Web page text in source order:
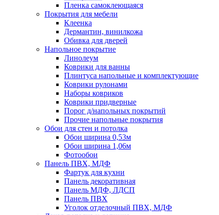
Пленка самоклеющаяся
Покрытия для мебели
Клеенка
Дермантин, винилкожа
Обивка для дверей
Напольное покрытие
Линолеум
Коврики для ванны
Плинтуса напольные и комплектующие
Коврики рулонами
Наборы ковриков
Коврики придверные
Порог д/напольных покрытий
Прочие напольные покрытия
Обои для стен и потолка
Обои ширина 0,53м
Обои ширина 1,06м
Фотообои
Панель ПВХ, МДФ
Фартук для кухни
Панель декоративная
Панель МДФ, ЛДСП
Панель ПВХ
Уголок отделочный ПВХ, МДФ